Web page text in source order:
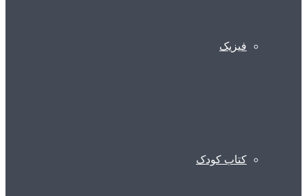
فیزیک
کتاب کودک